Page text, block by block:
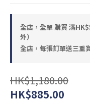
全店，全單 購買 滿
外）
全店，每張訂單送三重
HK$1,180.00
HK$885.00